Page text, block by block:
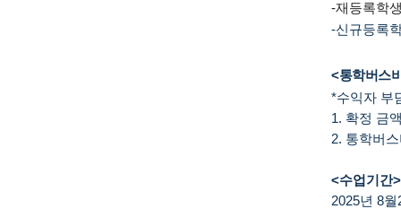
-재등록학
-신규등록
<통학버스
*수익자 부
1. 확정 금
2. 통학버
<수업기간>
2025년 8